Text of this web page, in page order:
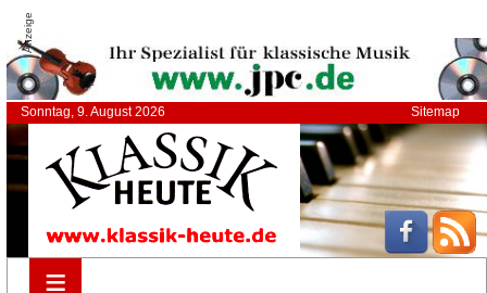
Anzeige
Sonntag, 9. August 2026 Sitemap
≡
≡